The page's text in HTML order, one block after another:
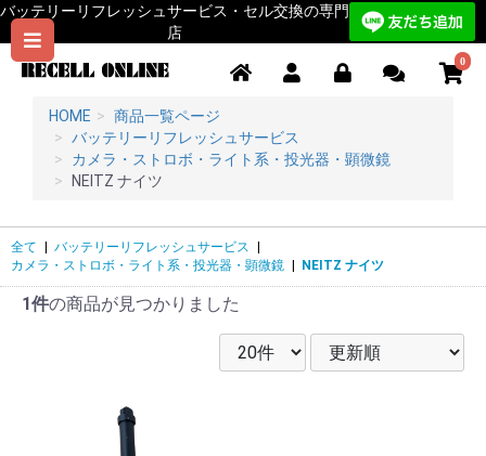
バッテリーリフレッシュサービス・セル交換の専門
店
0
HOME
商品一覧ページ
バッテリーリフレッシュサービス
カメラ・ストロボ・ライト系・投光器・顕微鏡
NEITZ ナイツ
全て バッテリーリフレッシュサービス
カメラ・ストロボ・ライト系・投光器・顕微鏡
NEITZ ナイツ
1件の商品が見つかりました